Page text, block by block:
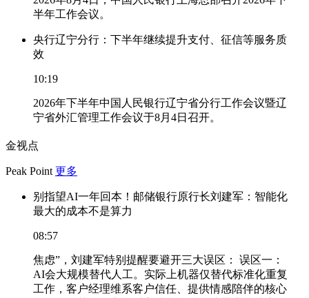
半年工作会议。
央行辽宁分行：下半年继续提升支付、征信等服务质
效
10:19
2026年下半年中国人民银行辽宁省分行工作会议暨辽
宁省外汇管理工作会议于8月4日召开。
金视点
Peak Point 更多
别指望AI一年回本！邮储银行原行长刘建军：智能化
最大的成本不是算力
08:57
焦虑”，刘建军特别提醒要避开三大误区： 误区一：
AI会大规模替代人工。实际上机器仅替代标准化重复
工作，客户经理维系客户信任、提供情感陪伴的核心